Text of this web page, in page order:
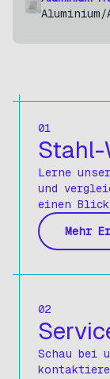
Rundstangen
Keilstahl
Aluminium/
01
Stahl-
Lerne
und
einen
Mehr
02
Schau bei